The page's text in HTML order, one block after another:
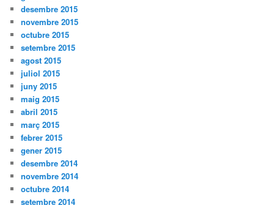
desembre 2015
novembre 2015
octubre 2015
setembre 2015
agost 2015
juliol 2015
juny 2015
maig 2015
abril 2015
març 2015
febrer 2015
gener 2015
desembre 2014
novembre 2014
octubre 2014
setembre 2014